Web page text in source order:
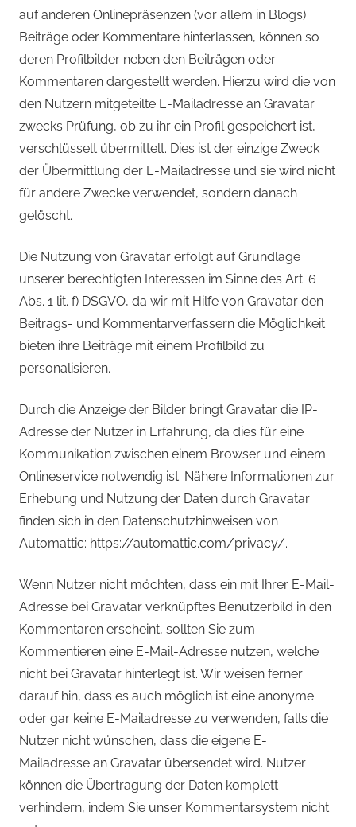
auf anderen Onlinepräsenzen (vor allem in Blogs)
Beiträge oder Kommentare hinterlassen, können so
deren Profilbilder neben den Beiträgen oder
Kommentaren dargestellt werden. Hierzu wird die von
den Nutzern mitgeteilte E-Mailadresse an Gravatar
zwecks Prüfung, ob zu ihr ein Profil gespeichert ist,
verschlüsselt übermittelt. Dies ist der einzige Zweck
der Übermittlung der E-Mailadresse und sie wird nicht
für andere Zwecke verwendet, sondern danach
gelöscht.
Die Nutzung von Gravatar erfolgt auf Grundlage
unserer berechtigten Interessen im Sinne des Art. 6
Abs. 1 lit. f) DSGVO, da wir mit Hilfe von Gravatar den
Beitrags- und Kommentarverfassern die Möglichkeit
bieten ihre Beiträge mit einem Profilbild zu
personalisieren.
Durch die Anzeige der Bilder bringt Gravatar die IP-
Adresse der Nutzer in Erfahrung, da dies für eine
Kommunikation zwischen einem Browser und einem
Onlineservice notwendig ist. Nähere Informationen zur
Erhebung und Nutzung der Daten durch Gravatar
finden sich in den Datenschutzhinweisen von
Automattic: https://automattic.com/privacy/.
Wenn Nutzer nicht möchten, dass ein mit Ihrer E-Mail-
Adresse bei Gravatar verknüpftes Benutzerbild in den
Kommentaren erscheint, sollten Sie zum
Kommentieren eine E-Mail-Adresse nutzen, welche
nicht bei Gravatar hinterlegt ist. Wir weisen ferner
darauf hin, dass es auch möglich ist eine anonyme
oder gar keine E-Mailadresse zu verwenden, falls die
Nutzer nicht wünschen, dass die eigene E-
Mailadresse an Gravatar übersendet wird. Nutzer
können die Übertragung der Daten komplett
verhindern, indem Sie unser Kommentarsystem nicht